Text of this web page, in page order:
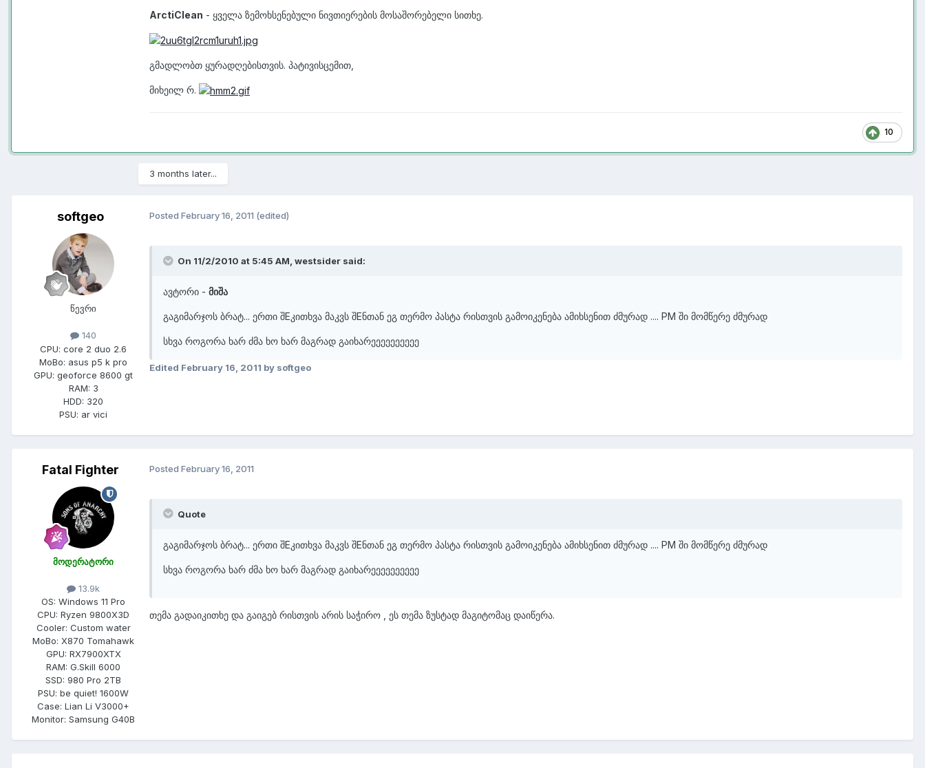
ArctiClean - ყველა ზემოხსენებული ნივთიერების მოსაშორებელი სითხე.
გმადლობთ ყურადღებისთვის. პატივისცემით,
მიხეილ რ.
10
3 months later...
softgeo
წევრი
140
CPU: core 2 duo 2.6
MoBo: asus p5 k pro
GPU: geoforce 8600 gt
RAM: 3
HDD: 320
PSU: ar vici
Posted February 16, 2011 (edited)
On 11/2/2010 at 5:45 AM, westsider said:
ავტორი - მიშა
გაგიმარჯოს ბრატ... ერთი შEკითხვა მაკვს შEნთან ეგ თერმო პასტა რისთვის გამოიკენება ამიხსენით ძმურად .... PM ში მომწერე ძმურად
სხვა როგორა ხარ ძმა ხო ხარ მაგრად გაიხარეეეეეეეეეე
Edited February 16, 2011 by softgeo
Fatal Fighter
მოდერატორი
13.9k
OS: Windows 11 Pro
CPU: Ryzen 9800X3D
Cooler: Custom water
MoBo: X870 Tomahawk
GPU: RX7900XTX
RAM: G.Skill 6000
SSD: 980 Pro 2TB
PSU: be quiet! 1600W
Case: Lian Li V3000+
Monitor: Samsung G40B
Posted February 16, 2011
Quote
გაგიმარჯოს ბრატ... ერთი შEკითხვა მაკვს შEნთან ეგ თერმო პასტა რისთვის გამოიკენება ამიხსენით ძმურად .... PM ში მომწერე ძმურად
სხვა როგორა ხარ ძმა ხო ხარ მაგრად გაიხარეეეეეეეეეე
თემა გადაიკითხე და გაიგებ რისთვის არის საჭირო , ეს თემა ზუსტად მაგიტომაც დაიწერა.